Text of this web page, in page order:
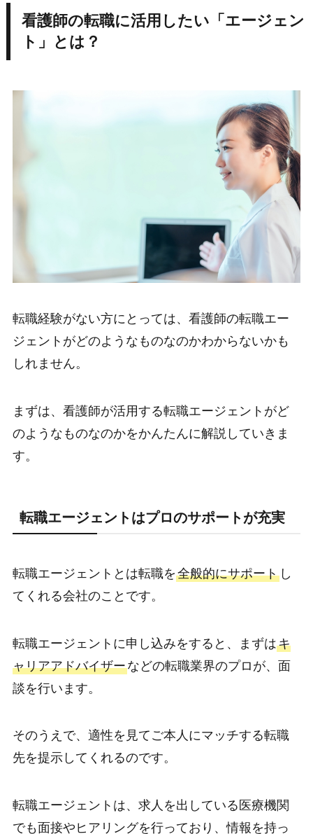
看護師の転職に活用したい「エージェン
ト」とは？
転職経験がない方にとっては、看護師の転職エー
ジェントがどのようなものなのかわからないかも
しれません。
まずは、看護師が活用する転職エージェントがど
のようなものなのかをかんたんに解説していきま
す。
転職エージェントはプロのサポートが充実
転職エージェントとは転職を全般的にサポートし
てくれる会社のことです。
転職エージェントに申し込みをすると、まずはキ
ャリアアドバイザーなどの転職業界のプロが、面
談を行います。
そのうえで、適性を見てご本人にマッチする転職
先を提示してくれるのです。
転職エージェントは、求人を出している医療機関
でも面接やヒアリングを行っており、情報を持っ